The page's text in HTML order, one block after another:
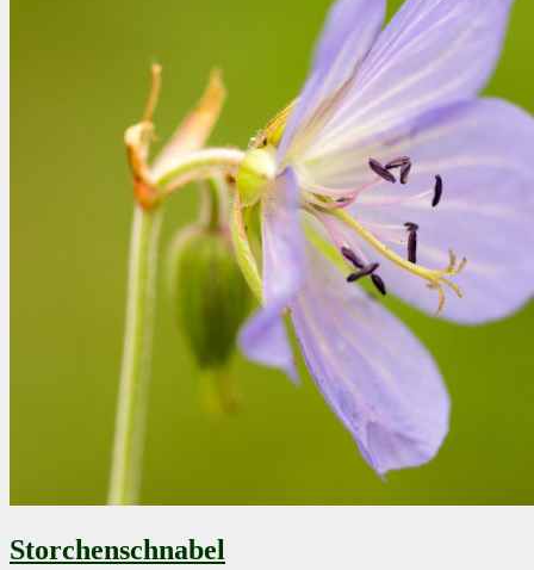
Storchenschnabel